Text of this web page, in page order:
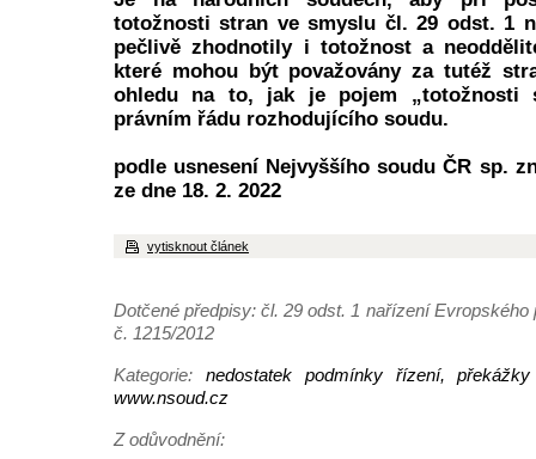
totožnosti stran ve smyslu čl. 29 odst. 1
pečlivě zhodnotily i totožnost a
které mohou být považovány za tutéž
ohledu na to, jak je pojem „totožnosti
právním řádu rozhodujícího soudu.
podle usnesení Nejvyššího soudu ČR sp.
ze dne 18. 2. 2022
vytisknout článek
Dotčené předpisy: čl. 29 odst. 1 nařízení Evropského
č. 1215/2012
Kategorie: nedostatek podmínky řízení,
www.nsoud.cz
Z odůvodnění: